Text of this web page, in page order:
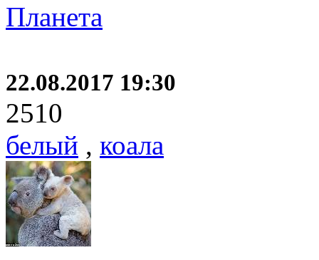
Планета
22.08.2017 19:30
2510
белый , коала